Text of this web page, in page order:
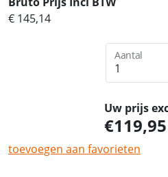
€ 145,14
Aantal
Uw prijs
119,95
toevoegen aan favorieten